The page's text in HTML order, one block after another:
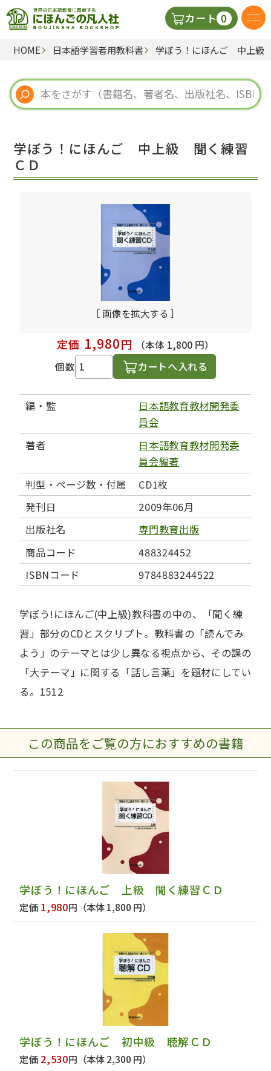
カート 0
日本語の教科書
視聴覚・補助教材
教師用参考書
HOME 日本語学習者用教科書 学ぼう！にほんご 中上級
学ぼう！にほんご 中上級 聞く練習
ＣＤ
［ 画像を拡大する ］
定価 1,980円
（本体 1,800 円）
個数
カートへ入れる
編・監
日本語教育教材開発委
員会
著者
日本語教育教材開発委
員会編著
判型・ページ数・付属
CD1枚
発刊日
2009年06月
出版社名
専門教育出版
商品コード
488324452
ISBNコード
9784883244522
学ぼう!にほんご(中上級)教科書の中の、「聞く練
習」部分のCDとスクリプト。教科書の「読んでみ
よう」のテーマとは少し異なる視点から、その課の
「大テーマ」に関する「話し言葉」を題材にしてい
る。1512
この商品をご覧の方におすすめの書籍
学ぼう！にほんご 上級 聞く練習ＣＤ
定価 1,980円 （本体 1,800 円）
学ぼう！にほんご 初中級 聴解ＣＤ
定価 2,530円 （本体 2,300 円）